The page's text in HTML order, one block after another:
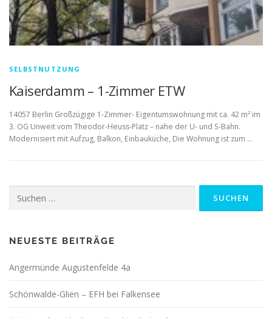
SELBSTNUTZUNG
Kaiserdamm – 1-Zimmer ETW
14057 Berlin Großzügige 1-Zimmer- Eigentumswohnung mit ca. 42 m² im
3. OG Unweit vom Theodor-Heuss-Platz – nahe der U- und S-Bahn.
Modernisiert mit Aufzug, Balkon, Einbauküche, Die Wohnung ist zum …
nach:
NEUESTE BEITRÄGE
Angermünde Augustenfelde 4a
Schönwalde-Glien – EFH bei Falkensee